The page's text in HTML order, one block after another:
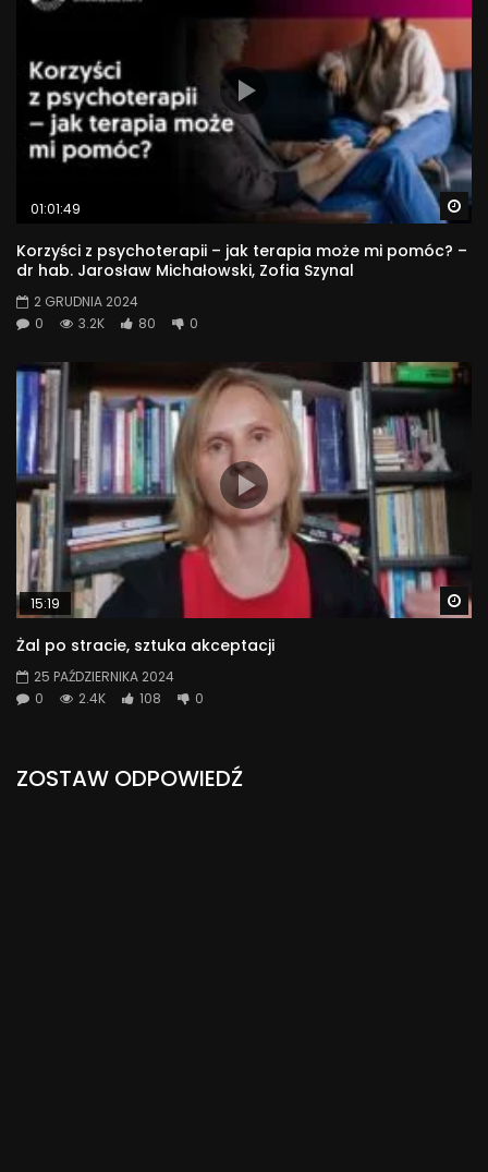
01:01:49
Korzyści z psychoterapii – jak terapia może mi pomóc? –
dr hab. Jarosław Michałowski, Zofia Szynal
2 GRUDNIA 2024
0
3.2K 80 0
15:19
Żal po stracie, sztuka akceptacji
25 PAŹDZIERNIKA 2024
0
2.4K 108 0
ZOSTAW ODPOWIEDŹ